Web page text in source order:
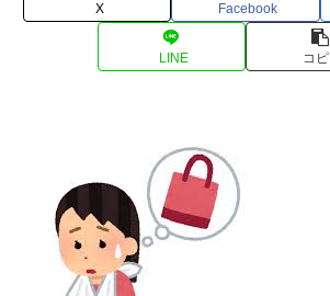
X Facebook
LINE コ